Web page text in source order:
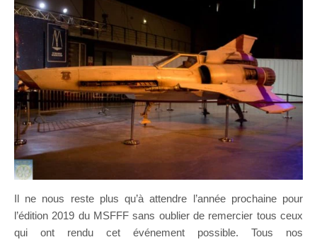
Il ne nous reste plus qu’à attendre l’année prochaine pour
l’édition 2019 du MSFFF sans oublier de remercier tous ceux
qui ont rendu cet événement possible. Tous nos